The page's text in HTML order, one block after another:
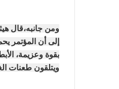
ومن جانبه،قال
إلى أن المؤتمر
بقوة وعزيمة،
ويتلقون طعنات